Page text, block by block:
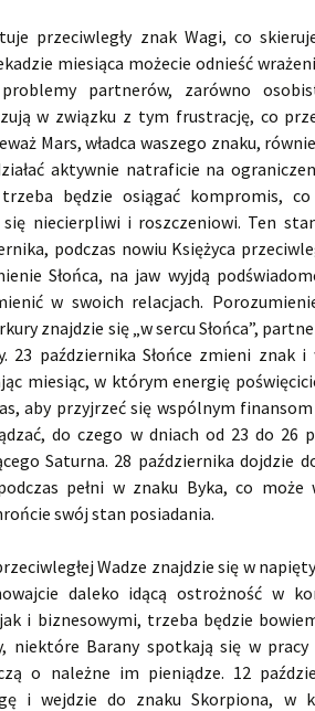
przeciwległy znak Wagi, co
miesiąca możecie odnieść
partnerów, zarówno
w związku z tym frustrację, co
Mars, władca waszego znaku,
aktywnie natraficie na
będzie osiągać kompromis,
niecierpliwi i roszczeniowi. Ten
podczas nowiu Księżyca
Słońca, na jaw wyjdą
w swoich relacjach.
znajdzie się „w sercu Słońca”,
23 października Słońce zmieni znak i
miesiąc, w którym energię
aby przyjrzeć się wspólnym
do czego w dniach od 23 do 26
Saturna. 28 października dojdzie
pełni w znaku Byka, co może
swój stan posiadania.
Wadze znajdzie się w
daleko idącą ostrożność w
i biznesowymi, trzeba będzie
niektóre Barany spotkają się w pracy
o należne im pieniądze. 12
i wejdzie do znaku Skorpiona, w